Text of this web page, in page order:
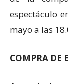
espectáculo
mayo a las
COMPRA DE